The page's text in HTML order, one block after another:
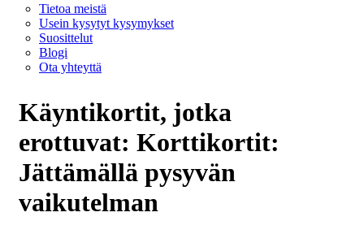
Tietoa meistä
Usein kysytyt kysymykset
Suosittelut
Blogi
Ota yhteyttä
Käyntikortit, jotka
erottuvat: Korttikortit:
Jättämällä pysyvän
vaikutelman